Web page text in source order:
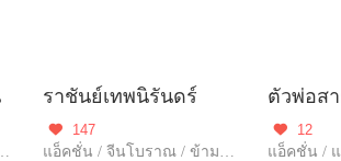
ราณ / ผจญภัย / แก้แค้น
ราชันย์เทพนิรันดร์

147
แอ็คชั่น / จีนโบราณ / ข้ามภพ / ผจญภัย / แก้แค้น
ตัวพ่อส

12